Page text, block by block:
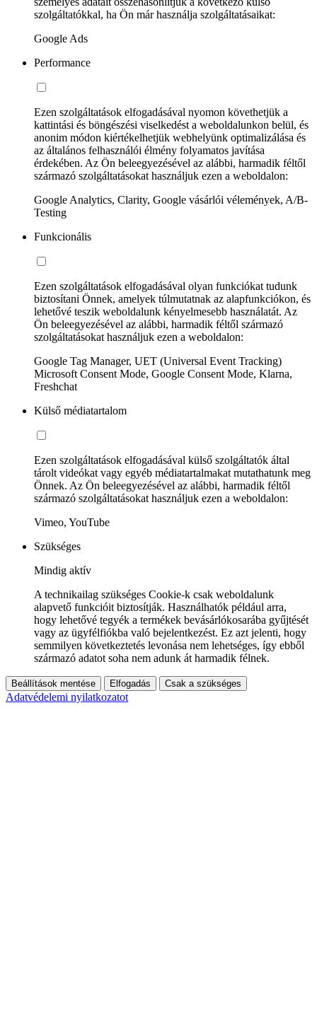
szolgáltatókkal, ha Ön már használja szolgáltatásaikat:
Google Ads
Performance
Ezen szolgáltatások elfogadásával nyomon követhetjük a
kattintási és böngészési viselkedést a weboldalunkon belül, és
anonim módon kiértékelhetjük webhelyünk optimalizálása és
az általános felhasználói élmény folyamatos javítása
érdekében. Az Ön beleegyezésével az alábbi, harmadik féltől
származó szolgáltatásokat használjuk ezen a weboldalon:
Google Analytics, Clarity, Google vásárlói vélemények, A/B-
Testing
Funkcionális
Ezen szolgáltatások elfogadásával olyan funkciókat tudunk
biztosítani Önnek, amelyek túlmutatnak az alapfunkciókon, és
lehetővé teszik weboldalunk kényelmesebb használatát. Az
Ön beleegyezésével az alábbi, harmadik féltől származó
szolgáltatásokat használjuk ezen a weboldalon:
Google Tag Manager, UET (Universal Event Tracking)
Microsoft Consent Mode, Google Consent Mode, Klarna,
Freshchat
Külső médiatartalom
Ezen szolgáltatások elfogadásával külső szolgáltatók által
tárolt videókat vagy egyéb médiatartalmakat mutathatunk meg
Önnek. Az Ön beleegyezésével az alábbi, harmadik féltől
származó szolgáltatásokat használjuk ezen a weboldalon:
Vimeo, YouTube
Szükséges
Mindig aktív
A technikailag szükséges Cookie-k csak weboldalunk
alapvető funkcióit biztosítják. Használhatók például arra,
hogy lehetővé tegyék a termékek bevásárlókosarába gyűjtését
vagy az ügyfélfiókba való bejelentkezést. Ez azt jelenti, hogy
semmilyen következtetés levonása nem lehetséges, így ebből
származó adatot soha nem adunk át harmadik félnek.
Beállítások mentése Elfogadás Csak a szükséges
Adatvédelemi nyilatkozatot